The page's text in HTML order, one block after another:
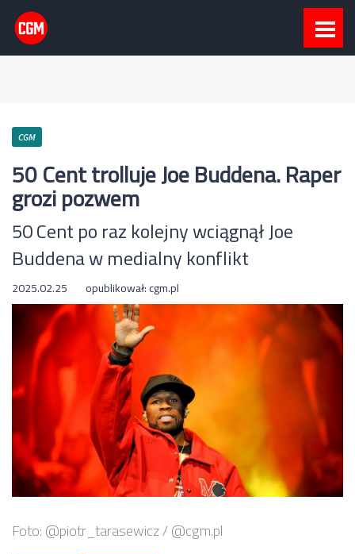
CGM
50 Cent trolluje Joe Buddena. Raper
grozi pozwem
50 Cent po raz kolejny wciągnął Joe
Buddena w medialny konflikt
2025.02.25 opublikował:cgm.pl
Foto: @piotr_tarasewicz / @cgm.pl